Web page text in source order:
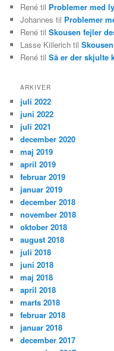
René til Problemer med
Johannes til Problemer
René tilSkousen fejler
Lasse Kiilerich til
René tilSå er der skjulte
ARKIVER
juli 2022
juni 2022
juli 2021
december 2020
maj 2019
april 2019
februar 2019
januar 2019
december 2018
november 2018
oktober 2018
august 2018
juli 2018
juni 2018
maj 2018
april 2018
marts 2018
februar 2018
januar 2018
december 2017